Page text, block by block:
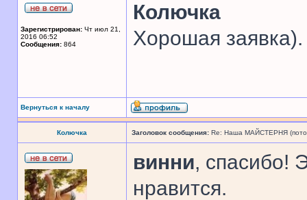
Зарегистрирован: Чт июл 21,
2016 06:52
Сообщения: 864
Колючка
Хорошая заявка).
Вернуться к началу
Колючка Заголовок сообщения: Re: Наша МАЙСТЕРНЯ
винни, спасибо!
нравится.